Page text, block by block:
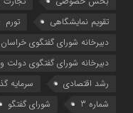
تقویم نمایشگاهی
تورم
دبیرخانه شورای گفتگوی
دبیرخانه شورای گفتگوی
رشد اقتصادی
سرمایه
شماره 3
شورای گفتگو